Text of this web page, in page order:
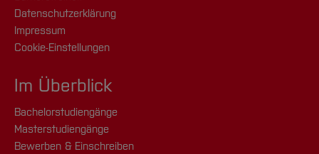
Datenschutzerklärung
Impressum
Cookie-Einstellungen
Im Überblick
Bachelorstudiengänge
Masterstudiengänge
Bewerben & Einschreiben